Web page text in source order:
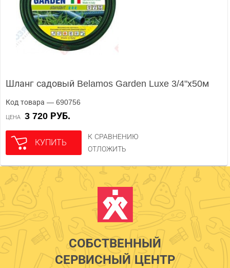
Шланг садовый Belamos Garden Luxe 3/4"х50м
Код товара — 690756
ЦЕНА 3 720 РУБ.
КУПИТЬ
К СРАВНЕНИЮ
ОТЛОЖИТЬ
СОБСТВЕННЫЙ
СЕРВИСНЫЙ ЦЕНТР